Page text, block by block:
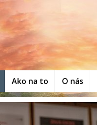
Ako na to O nás